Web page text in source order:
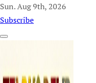
Sun. Aug 9th, 2026
Subscribe